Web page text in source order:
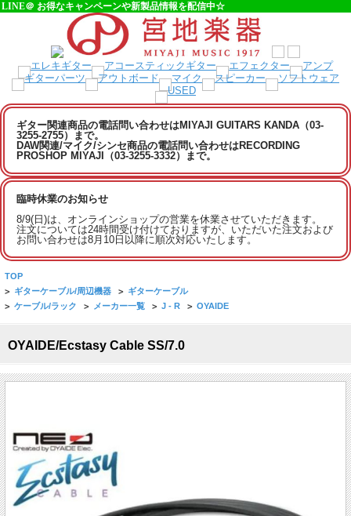
LINE＠ お得なキャンペーンや新製品情報を配信中☆
ギター関連商品の電話問い合わせはMIYAJI GUITARS KANDA（03-
3255-2755）まで。
DAW関連/マイク/シンセ商品の電話問い合わせはRECORDING
PROSHOP MIYAJI（03-3255-3332）まで。
臨時休業のお知らせ
8/9(日)は、オンラインショップの営業を休業させていただきます。
注文については24時間受け付けておりますが、いただいた注文および
お問い合わせは8月10日以降に順次対応いたします。
TOP
> ギターケーブル/周辺機器 > ギターケーブル
> ケーブル/ラック > メーカー一覧 > J - R > OYAIDE
OYAIDE/Ecstasy Cable SS/7.0